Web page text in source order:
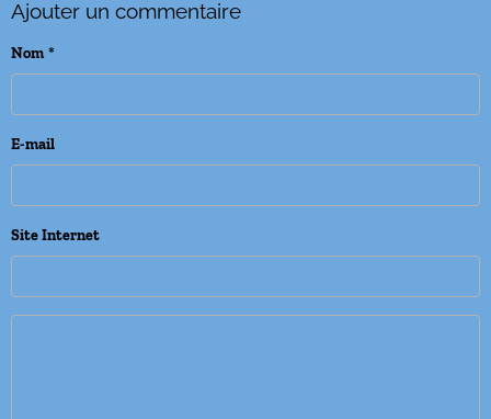
Ajouter un commentaire
Nom
E-mail
Site Internet